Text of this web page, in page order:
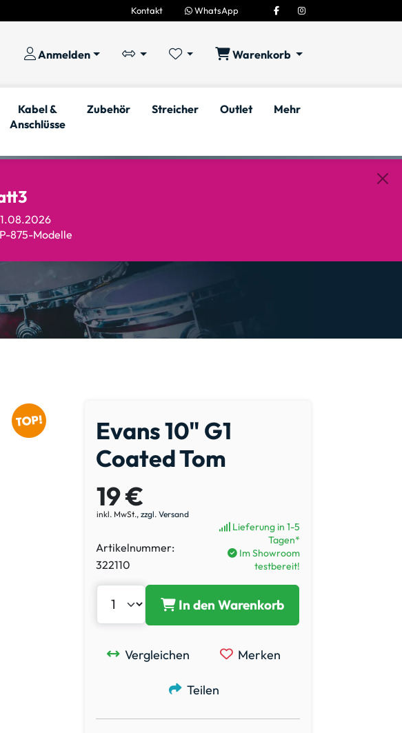
Kontakt WhatsApp
Anmelden Warenkorb
Kabel &
Anschlüsse
Zubehör Streicher Outlet Mehr
875-Modelle
Evans 10" G1
Coated Tom
19 €
inkl. MwSt., zzgl. Versand
Artikelnummer:
322110
Lieferung in 1-5
Tagen*
Im Showroom
testbereit!
In den Warenkorb
Vergleichen Merken
Teilen